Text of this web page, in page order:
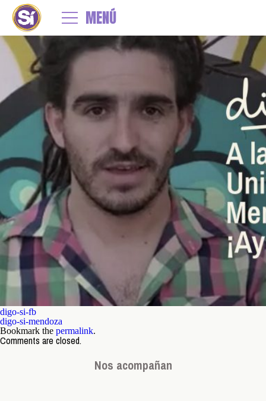
MENÚ
Digo Sí! Residencia Universitarias!
digo-si-mendoza
Byadmin | Published 6 marzo, 2020
digo-si-fb
digo-si-mendoza
Bookmark the permalink.
Comments are closed.
Nos acompañan